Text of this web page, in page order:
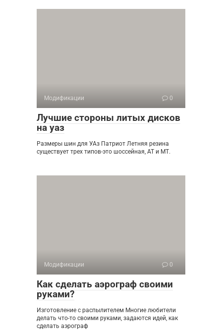
Модификации 0
Лучшие стороны литых дисков
на уаз
Размеры шин для УАз Патриот Летняя резина
существует трех типов-это шоссейная, АТ и МТ.
Модификации 0
Как сделать аэрограф своими
руками?
Изготовление с распылителем Многие любители
делать что-то своими руками, задаются идей, как
сделать аэрограф